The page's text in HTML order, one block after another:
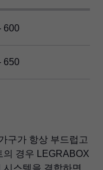
600
650
구가 항상 부드럽고
의 경우 LEGRABOX
스템을 결합하면